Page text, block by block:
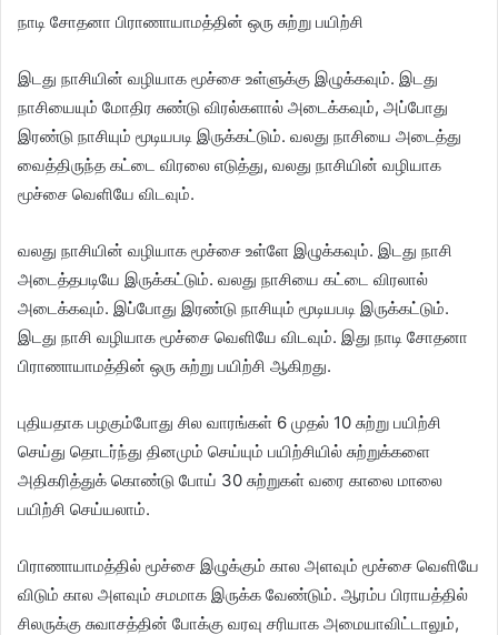
நாடி சோதனா பிராணாயாமத்தின் ஒரு சுற்று பயிற்சி
இடது நாசியின் வழியாக மூச்சை உள்ளுக்கு இழுக்கவும். இடது
நாசியையும் மோதிர சுண்டு விரல்களால் அடைக்கவும், அப்போது
இரண்டு நாசியும் மூடியபடி இருக்கட்டும். வலது நாசியை அடைத்து
வைத்திருந்த கட்டை விரலை எடுத்து, வலது நாசியின் வழியாக
மூச்சை வெளியே விடவும்.
வலது நாசியின் வழியாக மூச்சை உள்ளே இழுக்கவும். இடது நாசி
அடைத்தபடியே இருக்கட்டும். வலது நாசியை கட்டை விரலால்
அடைக்கவும். இப்போது இரண்டு நாசியும் மூடியபடி இருக்கட்டும்.
இடது நாசி வழியாக மூச்சை வெளியே விடவும். இது நாடி சோதனா
பிராணாயாமத்தின் ஒரு சுற்று பயிற்சி ஆகிறது.
புதியதாக பழகும்போது சில வாரங்கள் 6 முதல் 10 சுற்று பயிற்சி
செய்து தொடர்ந்து தினமும் செய்யும் பயிற்சியில் சுற்றுக்களை
அதிகரித்துக் கொண்டு போய் 30 சுற்றுகள் வரை காலை மாலை
பயிற்சி செய்யலாம்.
பிராணாயாமத்தில் மூச்சை இழுக்கும் கால அளவும் மூச்சை வெளியே
விடும் கால அளவும் சமமாக இருக்க வேண்டும். ஆரம்ப பிராயத்தில்
சிலருக்கு சுவாசத்தின் போக்கு வரவு சரியாக அமையாவிட்டாலும்,